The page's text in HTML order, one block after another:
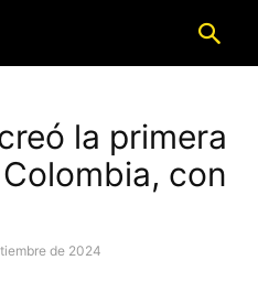
la primera
con
de 2024